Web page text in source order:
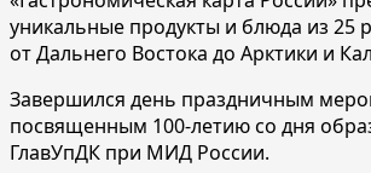
уникальные продукты и блюда из 25
от Дальнего Востока до Арктики и
Завершился день праздничным
посвященным 100-летию со дня
ГлавУпДК при МИД России.